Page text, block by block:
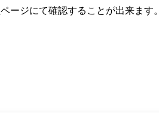
ージにて確認することが出来ます。